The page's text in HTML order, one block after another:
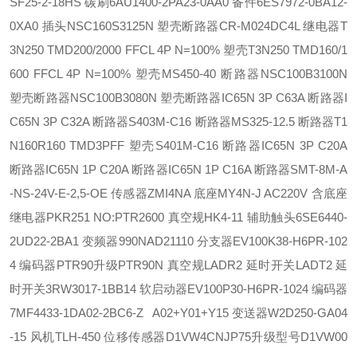
0XA0 插头NSC160S3125N 塑壳断路器CR-M024DC4L 继电器T
3N250 TMD200/2000 FFCL 4P N=100% 塑壳T3N250 TMD160/1
600 FFCL 4P N=100% 塑壳MS450-40 断路器 NSC100B3100N
塑壳断路器NSC100B3080N 塑壳断路器IC65N 3P C63A 断路器I
C65N 3P C32A 断路器S403M-C16 断路器MS325-12.5 断路器T1
N160R160 TMD3PFF 塑壳S401M-C16 断路器IC65N 3P C20A
断路器IC65N 1P C20A 断路器IC65N 1P C16A 断路器SMT-8M-A
-NS-24V-E-2,5-OE 传感器ZMI4NA 底座MY4N-J AC220V 含底座
继电器PKR251 NO:PTR2600 真空规HK4-11 辅助触头6SE6440-
2UD22-2BA1 变频器990NAD21110 分支器EV100K38-H6PR-102
4 编码器PTR90升级PTR90N 真空规LADR2 延时开关LADT2 延
时开关3RW3017-1BB14 软启动器EV100P30-H6PR-1024 编码器
7MF4433-1DA02-2BC6-Z A02+Y01+Y15 变送器W2D250-GA04
-15 风机TLH-450 位移传感器D1VW4CNJP75升级型号D1VW00